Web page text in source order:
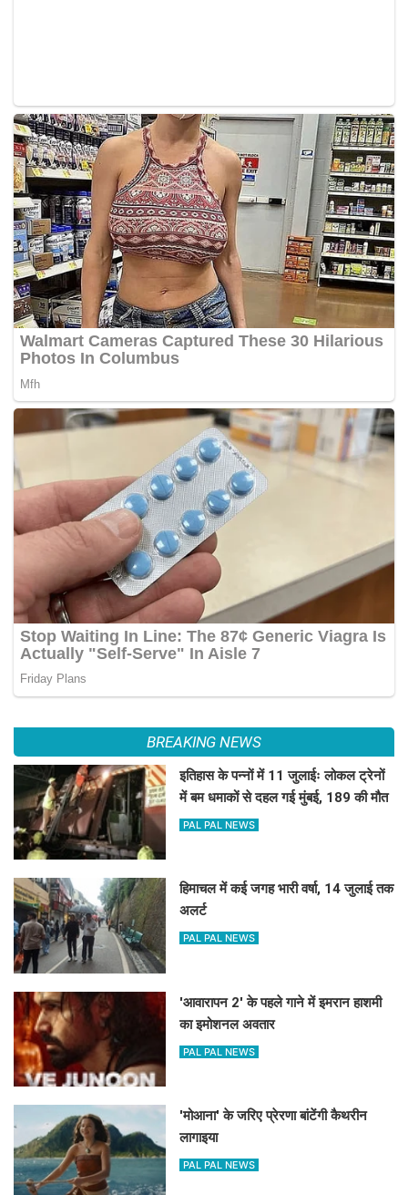
BREAKING NEWS
इतिहास के पन्नों में 11 जुलाईः लोकल ट्रेनों
में बम धमाकों से दहल गई मुंबई, 189 की मौत
PAL PAL NEWS
हिमाचल में कई जगह भारी वर्षा, 14 जुलाई तक
अलर्ट
PAL PAL NEWS
'आवारापन 2' के पहले गाने में इमरान हाशमी
का इमोशनल अवतार
PAL PAL NEWS
'मोआना' के जरिए प्रेरणा बांटेंगी कैथरीन
लागाइया
PAL PAL NEWS